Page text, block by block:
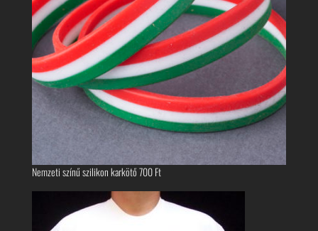
Nemzeti színű szilikon karkötő700Ft